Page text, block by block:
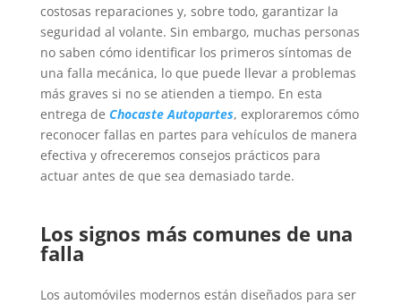
costosas reparaciones y, sobre todo, garantizar la
seguridad al volante. Sin embargo, muchas personas
no saben cómo identificar los primeros síntomas de
una falla mecánica, lo que puede llevar a problemas
más graves si no se atienden a tiempo. En esta
entrega de Chocaste Autopartes, exploraremos cómo
reconocer fallas en partes para vehículos de manera
efectiva y ofreceremos consejos prácticos para
actuar antes de que sea demasiado tarde.
Los signos más comunes de una
falla
Los automóviles modernos están diseñados para ser